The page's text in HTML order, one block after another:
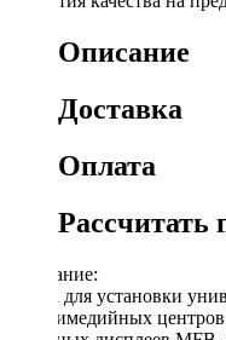
Описание
Доставка
Оплата
Рассчитать
Описание:
Рамка для установки
мультимедийных